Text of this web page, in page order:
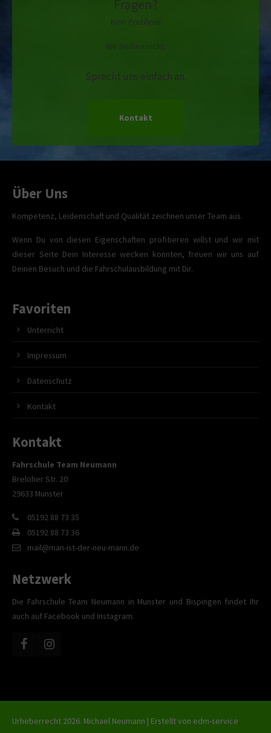
Fragen?
Kein Problem!
Wir beißen nicht.
Sprecht uns einfach an.
Kontakt
Über Uns
Kompetenz, Leidenschaft und Qualität zeichnen unser Team aus.
Wenn Du von diesen Eigenschaften profitieren willst und wir mit
dieser Seite Dein Interesse wecken konnten, freuen wir uns auf
Deinen Besuch und die Fahrschulausbildung mit Dir.
Favoriten
Unterricht
Impressum
Datenschutz
Kontakt
Kontakt
Fahrschule Team Neumann
Breloher Str. 20
29633 Munster
05192 88 73 35
05192 88 73 36
mail@man-ist-der-neu-mann.de
Netzwerk
Die Fahrschule Team Neumann in Munster und Bispingen findet Ihr
auch auf Facebook und Instagram.
Urheberrecht 2026. Michael Neumann | Erstellt von edm-service